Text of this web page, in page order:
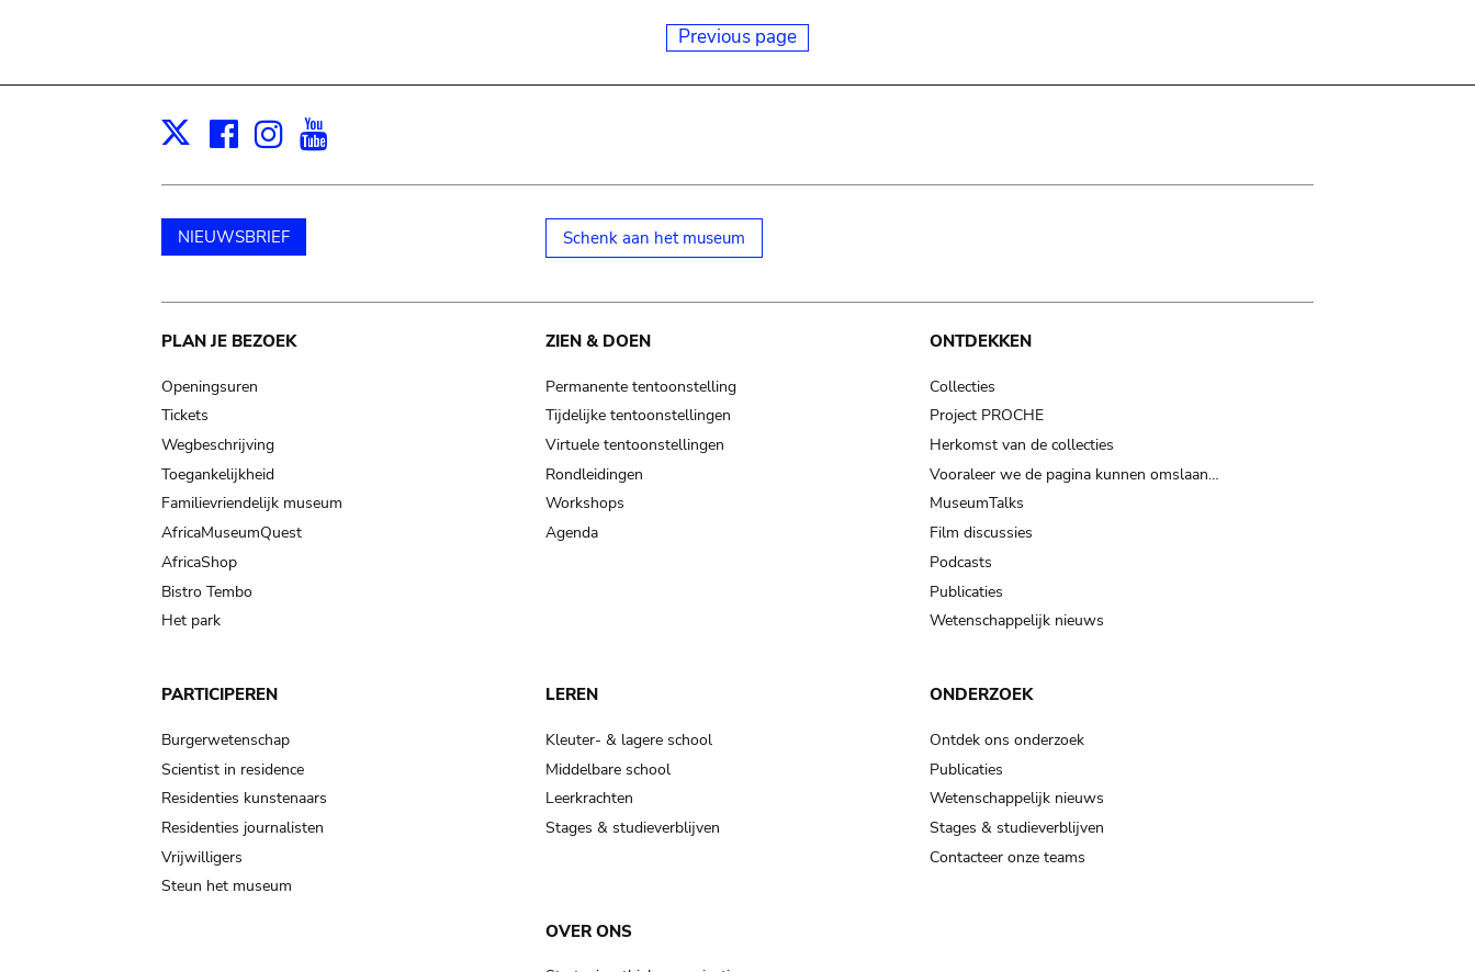
Previous page
X Facebook
Instagram
NIEUWSBRIEF Schenk aan het museum
Main
navigation
PLAN JE BEZOEK
Openingsuren
Tickets
Wegbeschrijving
Toegankelijkheid
Familievriendelijk museum
AfricaMuseumQuest
AfricaShop
Bistro Tembo
Het park
ZIEN & DOEN
Permanente tentoonstelling
Tijdelijke tentoonstellingen
Virtuele tentoonstellingen
Rondleidingen
Workshops
Agenda
ONTDEKKEN
Collecties
Project PROCHE
Herkomst van de collecties
Vooraleer we de pagina kunnen omslaan…
MuseumTalks
Film discussies
Podcasts
Publicaties
Wetenschappelijk nieuws
PARTICIPEREN
Burgerwetenschap
Scientist in residence
Residenties kunstenaars
Residenties journalisten
Vrijwilligers
Steun het museum
LEREN
Kleuter- & lagere school
Middelbare school
Leerkrachten
Stages & studieverblijven
ONDERZOEK
Ontdek ons onderzoek
Publicaties
Wetenschappelijk nieuws
Stages & studieverblijven
Contacteer onze teams
OVER ONS